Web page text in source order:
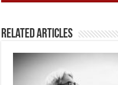
Related Articles